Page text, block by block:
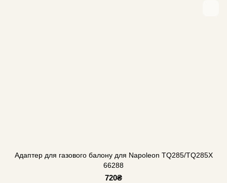
Адаптер для газового балону для Napoleon TQ285/TQ285X
66288
720₴